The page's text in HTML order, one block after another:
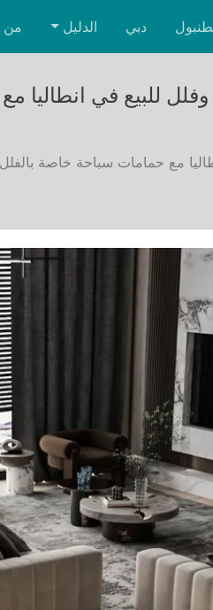
دبي الدليل من
للبيع في انطاليا
مع حمامات سباحة خاصة بالفلل